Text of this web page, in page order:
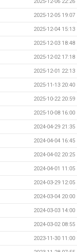
2025-12-06 22:26
2025-12-05 19:07
2025-12-04 15:13
2025-12-03 18:48
2025-12-02 17:18
2025-12-01 22:13
2025-11-13 20:40
2025-10-22 20:59
2025-10-08 16:00
2024-04-29 21:35
2024-04-04 16:45
2024-04-02 20:25
2024-04-01 11:05
2024-03-29 12:05
2024-03-04 20:00
2024-03-03 14:00
2024-03-02 08:55
2023-11-30 11:00